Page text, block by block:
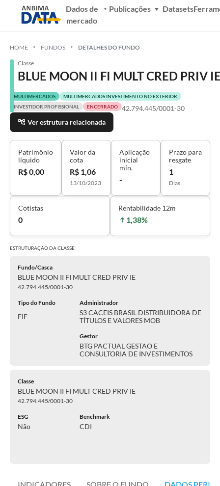
Dados de
mercado
Publicações Datasets
HOME FUNDOS DETALHES DO FUNDO
Classe
BLUE MOON II FI MULT CRED PRIV
MULTIMERCADOS
MULTIMERCADOS INVESTIMENTO NO EXTERIOR
INVESTIDOR PROFISSIONAL
ENCERRADO
42.794.445/0001-30
Ver estrutura relacionada
Patrimônio
líquido
R$ 0,00
Valor da
cota
R$ 1,06
13/10/2023
Aplicação
inicial
mín.
-
Prazo para
resgate
1
Dias
Cotistas
0
Rentabilidade 12m
1,38%
ESTRUTURAÇÃO DACLASSE
Fundo/Casca
BLUE MOON II FI MULT CRED PRIV IE
42.794.445/0001-30
Tipo do Fundo
FIF
Administrador
S3 CACEIS BRASIL DISTRIBUIDORA DE
TÍTULOS E VALORES MOB
Gestor
BTG PACTUAL GESTAO E
CONSULTORIA DE INVESTIMENTOS
Classe
BLUE MOON II FI MULT CRED PRIV IE
42.794.445/0001-30
ESG
Não
Benchmark
CDI